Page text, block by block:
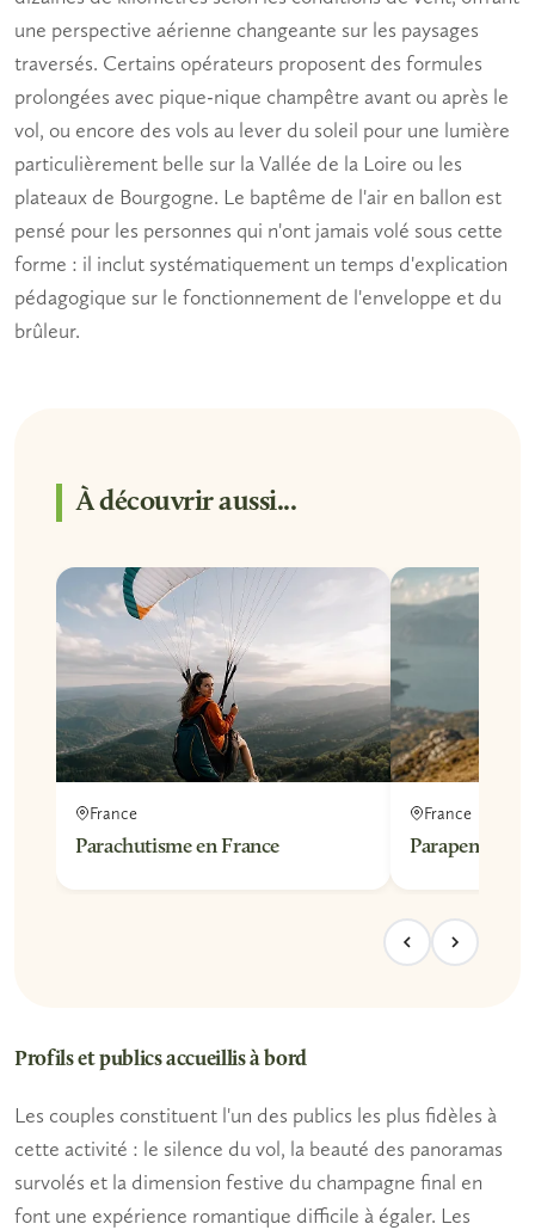
une perspective aérienne changeante sur les paysages
traversés. Certains opérateurs proposent des formules
prolongées avec pique-nique champêtre avant ou après le
vol, ou encore des vols au lever du soleil pour une lumière
particulièrement belle sur la Vallée de la Loire ou les
plateaux de Bourgogne. Le baptême de l'air en ballon est
pensé pour les personnes qui n'ont jamais volé sous cette
forme : il inclut systématiquement un temps d'explication
pédagogique sur le fonctionnement de l'enveloppe et du
brûleur.
À découvrir aussi...
France
Parachutisme en France
France
Parapente en
Profils et publics accueillis à bord
Les couples constituent l'un des publics les plus fidèles à
cette activité : le silence du vol, la beauté des panoramas
survolés et la dimension festive du champagne final en
font une expérience romantique difficile à égaler. Les